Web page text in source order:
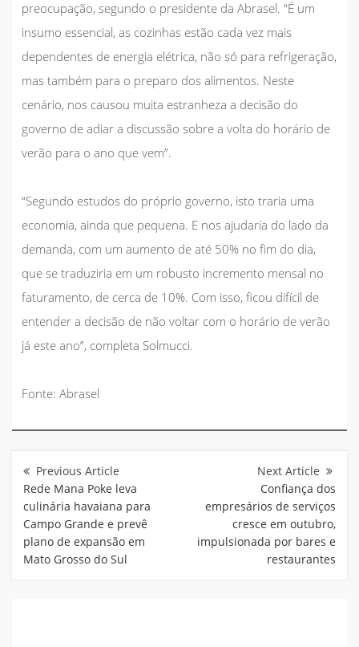
preocupação, segundo o presidente da Abrasel. “É um
insumo essencial, as cozinhas estão cada vez mais
dependentes de energia elétrica, não só para refrigeração,
mas também para o preparo dos alimentos. Neste
cenário, nos causou muita estranheza a decisão do
governo de adiar a discussão sobre a volta do horário de
verão para o ano que vem”.
“Segundo estudos do próprio governo, isto traria uma
economia, ainda que pequena. E nos ajudaria do lado da
demanda, com um aumento de até 50% no fim do dia,
que se traduziria em um robusto incremento mensal no
faturamento, de cerca de 10%. Com isso, ficou difícil de
entender a decisão de não voltar com o horário de verão
já este ano”, completa Solmucci.
Fonte: Abrasel
de
Post
Rede Mana Poke leva
culinária havaiana para
Campo Grande e prevê
plano de expansão em
Mato Grosso do Sul
Confiança dos
empresários de serviços
cresce em outubro,
impulsionada por bares e
restaurantes